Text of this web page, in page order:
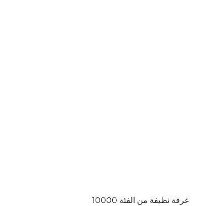
غرفة نظيفة من الفئة 10000